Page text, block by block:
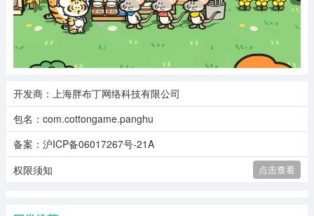
开发商：上海胖布丁网络科技有限公司
包名：com.cottongame.panghu
备案：沪ICP备06017267号-21A
权限须知
点击查看